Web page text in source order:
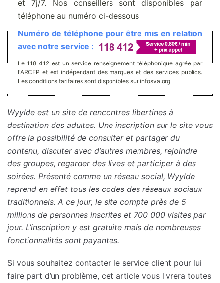
et 7j/7. Nos conseillers sont disponibles par
téléphone au numéro ci-dessous
Numéro de téléphone pour être mis en relation
avec notre service :
Le 118 412 est un service renseignement téléphonique agrée par
l'ARCEP et est indépendant des marques et des services publics.
Les conditions tarifaires sont disponibles sur infosva.org
Wyylde est un site de rencontres libertines à
destination des adultes. Une inscription sur le site vous
offre la possibilité de consulter et partager du
contenu, discuter avec d’autres membres, rejoindre
des groupes, regarder des lives et participer à des
soirées. Présenté comme un réseau social, Wyylde
reprend en effet tous les codes des réseaux sociaux
traditionnels. A ce jour, le site compte près de 5
millions de personnes inscrites et 700 000 visites par
jour. L’inscription y est gratuite mais de nombreuses
fonctionnalités sont payantes.
Si vous souhaitez contacter le service client pour lui
faire part d’un problème, cet article vous livrera toutes